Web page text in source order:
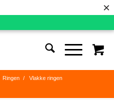
×
Ringen / Vlakke ringen